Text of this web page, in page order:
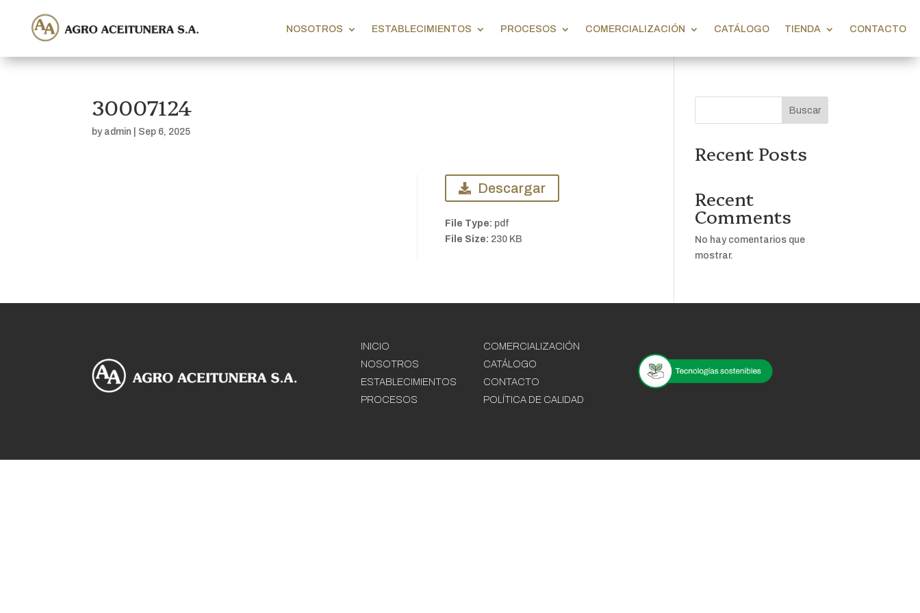
NOSOTROS ESTABLECIMIENTOS PROCESOS COMERCIALIZACIÓN CATÁLOGO TIENDA CONTACTO
30007124
by admin Sep 6, 2025
Descargar
File Type: pdf
File Size: 230 KB
Buscar
Recent Posts
Recent
Comments
No hay comentarios que
mostrar.
INICIO
NOSOTROS
ESTABLECIMIENTOS
PROCESOS
COMERCIALIZACIÓN
CATÁLOGO
CONTACTO
POLÍTICA DE CALIDAD